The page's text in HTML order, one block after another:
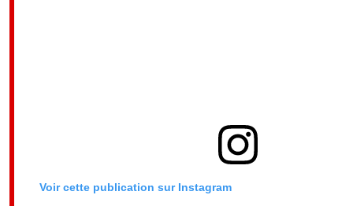
Voir cette publication sur Instagram